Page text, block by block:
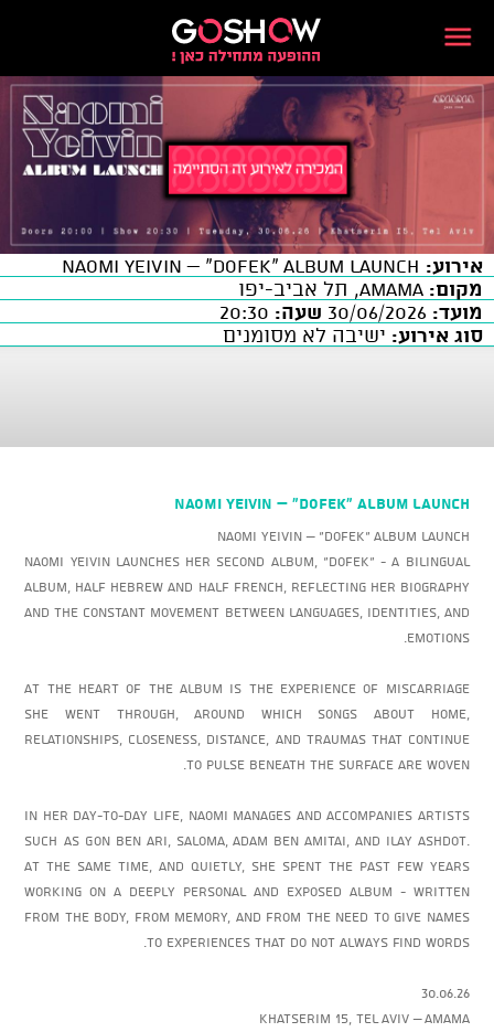
אירוע:
מקום:
מועד:
שעה:
סוג אירוע: ישיבה לא מסומנים
NAOMI YEIVIN – “Dofek” Album Launch
NAOMI YEIVIN – “Dofek” Album Launch
Naomi Yeivin launches her second album, “Dofek” - a bilingual
album, half Hebrew and half French, reflecting her biography
and the constant movement between languages, identities, and
emotions.
At the heart of the album is the experience of miscarriage
she went through, around which songs about home,
relationships, closeness, distance, and traumas that continue
to pulse beneath the surface are woven.
In her day-to-day life, Naomi manages and accompanies artists
such as Gon Ben Ari, Saloma, Adam Ben Amitai, and Ilay Ashdot.
At the same time, and quietly, she spent the past few years
working on a deeply personal and exposed album - written
from the body, from memory, and from the need to give names
to experiences that do not always find words.
30.06.26
Khatserim 15, Tel Aviv – AMAMA